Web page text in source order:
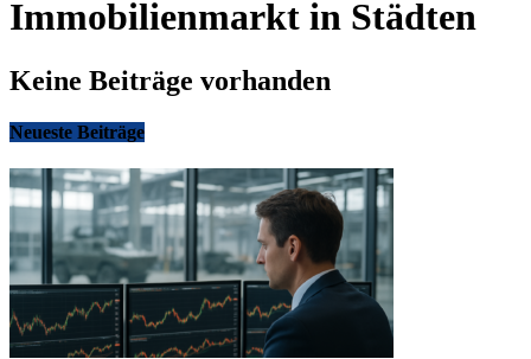
Immobilienmarkt in Städten
Keine Beiträge vorhanden
Neueste Beiträge